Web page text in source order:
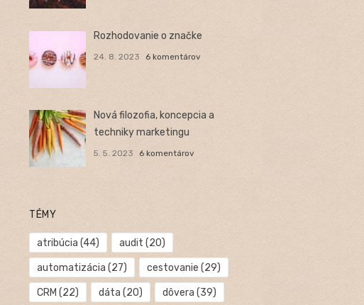
Rozhodovanie o značke
24. 8. 2023 6 komentárov
Nová filozofia, koncepcia a
techniky marketingu
5. 5. 2023 6 komentárov
TÉMY
atribúcia (44) audit (20)
automatizácia (27) cestovanie (29)
CRM (22) dáta (20) dôvera (39)